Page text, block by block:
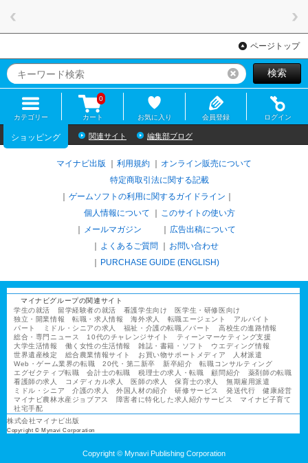
ページトップ
リセット検索
カテゴリー カート
0
お気に入り 会員登録 ログイン
ショッピング 関連サイト 編集部ブログ
マイナビ出版 利用規約
オンライン販売について
特定商取引法に関する記載
ゲームソフトの利用に関するガイドライン
個人情報について
このサイトの使い方
メールマガジン
広告出稿について
よくあるご質問
お問い合わせ
PURCHASE GUIDE (ENGLISH)
マイナビグループの関連サイト
学生の就活
留学経験者の就活 看護学生向け
医学生・研修医向け
独立・開業情報
転職・求人情報 海外求人 転職エージェント
アルバイト
パート
ミドル・シニアの求人 福祉・介護の転職／パート
高校生の進路情報
総合・専門ニュース
10代のチャレンジサイト
ティーンマーケティング支援
大学生活情報
働く女性の生活情報 雑誌・書籍・ソフト
ウエディング情報
世界遺産検定
総合農業情報サイト お買い物サポートメディア
人材派遣
Web・ゲーム業界の転職
20代・第二新卒 新卒紹介
転職コンサルティング
エグゼクティブ転職
会計士の転職 税理士の求人・転職 顧問紹介
薬剤師の転職
看護師の求人
コメディカル求人 医師の求人 保育士の求人
無期雇用派遣
ミドル・シニア
介護の求人 外国人材の紹介 研修サービス 発送代行
健康経営
マイナビ農林水産ジョブアス
障害者に特化した求人紹介サービス
マイナビ子育て
社宅手配
株式会社マイナビ出版
Copyright © Mynavi Corporation
Copyright © Mynavi Publishing Corporation